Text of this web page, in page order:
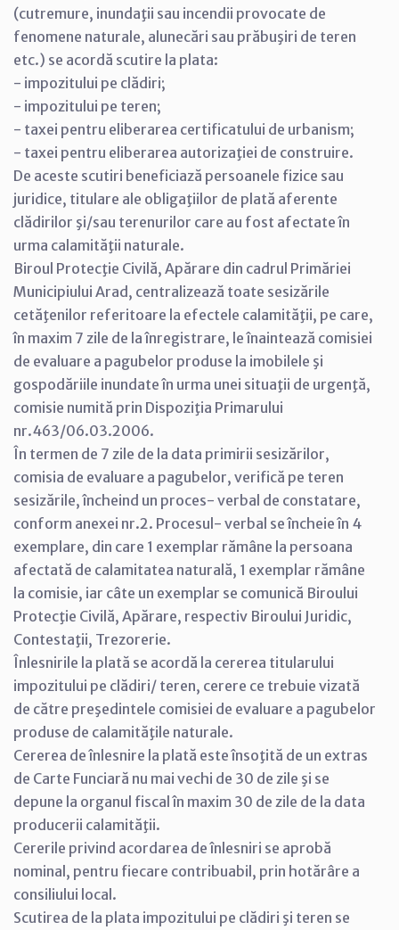
(cutremure, inundaţii sau incendii provocate de
fenomene naturale, alunecări sau prăbuşiri de teren
etc.) se acordă scutire la plata:
- impozitului pe clădiri;
- impozitului pe teren;
- taxei pentru eliberarea certificatului de urbanism;
- taxei pentru eliberarea autorizaţiei de construire.
De aceste scutiri beneficiază persoanele fizice sau
juridice, titulare ale obligaţiilor de plată aferente
clădirilor şi/sau terenurilor care au fost afectate în
urma calamităţii naturale.
Biroul Protecţie Civilă, Apărare din cadrul Primăriei
Municipiului Arad, centralizează toate sesizările
cetăţenilor referitoare la efectele calamităţii, pe care,
în maxim 7 zile de la înregistrare, le înaintează comisiei
de evaluare a pagubelor produse la imobilele şi
gospodăriile inundate în urma unei situaţii de urgenţă,
comisie numită prin Dispoziţia Primarului
nr.463/06.03.2006.
În termen de 7 zile de la data primirii sesizărilor,
comisia de evaluare a pagubelor, verifică pe teren
sesizările, încheind un proces- verbal de constatare,
conform anexei nr.2. Procesul- verbal se încheie în 4
exemplare, din care 1 exemplar rămâne la persoana
afectată de calamitatea naturală, 1 exemplar rămâne
la comisie, iar câte un exemplar se comunică Biroului
Protecţie Civilă, Apărare, respectiv Biroului Juridic,
Contestaţii, Trezorerie.
Înlesnirile la plată se acordă la cererea titularului
impozitului pe clădiri/ teren, cerere ce trebuie vizată
de către preşedintele comisiei de evaluare a pagubelor
produse de calamităţile naturale.
Cererea de înlesnire la plată este însoţită de un extras
de Carte Funciară nu mai vechi de 30 de zile şi se
depune la organul fiscal în maxim 30 de zile de la data
producerii calamităţii.
Cererile privind acordarea de înlesniri se aprobă
nominal, pentru fiecare contribuabil, prin hotărâre a
consiliului local.
Scutirea de la plata impozitului pe clădiri şi teren se